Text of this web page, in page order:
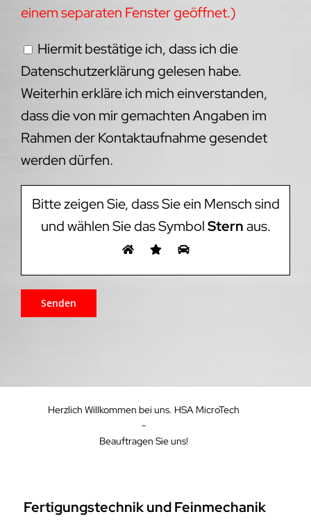
einem separaten Fenster geöffnet.)
Hiermit bestätige ich, dass ich die
Datenschutzerklärung gelesen habe.
Weiterhin erkläre ich mich einverstanden,
dass die von mir gemachten Angaben im
Rahmen der Kontaktaufnahme gesendet
werden dürfen.
Bitte zeigen Sie, dass Sie ein Mensch sind
und wählen Sie das SymbolSternaus.
Herzlich Willkommen bei uns. HSA MicroTech
-
Beauftragen Sie uns!
Fertigungstechnik und Feinmechanik